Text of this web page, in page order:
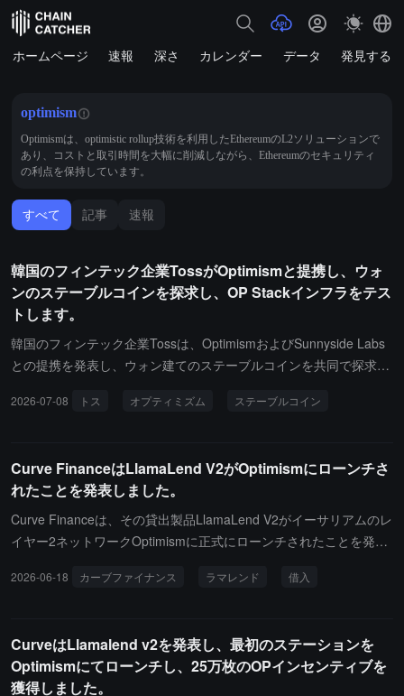
ホームページ 速報 深さ カレンダー データ 発見する
optimism
Optimismは、optimistic rollup技術を利用したEthereumのL2ソリューションで
あり、コストと取引時間を大幅に削減しながら、Ethereumのセキュリティ
の利点を保持しています。
すべて 記事 速報
韓国のフィンテック企業TossがOptimismと提携し、ウォ
ンのステーブルコインを探求し、OP Stackインフラをテス
トします。
韓国のフィンテック企業Tossは、OptimismおよびSunnyside Labs
との提携を発表し、ウォン建てのステーブルコインを共同で探求し
P Stackに基づいて構築されたコンプライアンスブロックチェーン
2026-07-08 トス オプティミズム ステーブルコイン
Curve FinanceはLlamaLend V2がOptimismにローンチさ
れたことを発表しました。
Curve Financeは、その貸出製品LlamaLend V2がイーサリアムのレ
イヤー2ネットワークOptimismに正式にローンチされたことを発表
で貸出、借入、または循環レバレッジ操作を行うことができます。
2026-06-18 カーブファイナンス ラマレンド 借入
CurveはLlamalend v2を発表し、最初のステーションを
Optimismにてローンチし、25万枚のOPインセンティブを
獲得しました。